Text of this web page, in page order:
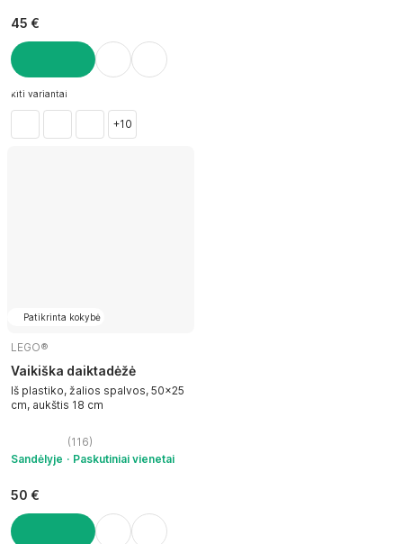
45 €
Į KREPŠELĮ
kiti variantai
+10
Patikrinta kokybė
LEGO®
Vaikiška daiktadėžė
Iš plastiko, žalios spalvos, 50x25
cm, aukštis 18 cm
(116)
Sandėlyje
Paskutiniai vienetai
50 €